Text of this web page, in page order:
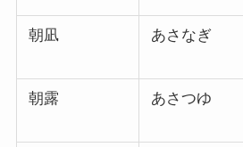
朝凪 あさなぎ
朝露 あさつゆ